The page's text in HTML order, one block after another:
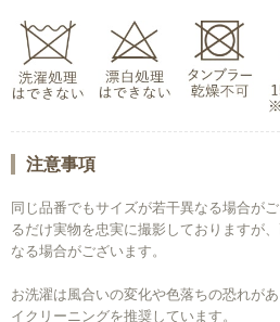
注意事項
同じ品番でもサイズが若干異なる場合が
るだけ実物を忠実に撮影しておりますが
なる場合がございます。
お洗濯は風合いの変化や色落ちの恐れが
イクリーニングを推奨しています。